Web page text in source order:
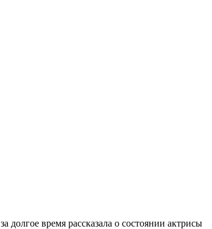
долгое время рассказала о состоянии актрисы